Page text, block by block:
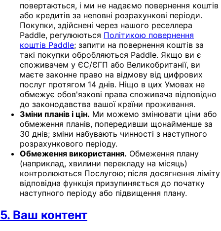
повертаються, і ми не надаємо повернення коштів
або кредитів за неповні розрахункові періоди.
Покупки, здійснені через нашого реселлера
Paddle, регулюються Політикою повернення
коштів Paddle; запити на повернення коштів за
такі покупки обробляються Paddle. Якщо ви є
споживачем у ЄС/ЄГП або Великобританії, ви
маєте законне право на відмову від цифрових
послуг протягом 14 днів. Ніщо в цих Умовах не
обмежує обов'язкові права споживача відповідно
до законодавства вашої країни проживання.
Зміни планів і цін. Ми можемо змінювати ціни або
обмеження планів, попередивши щонайменше за
30 днів; зміни набувають чинності з наступного
розрахункового періоду.
Обмеження використання. Обмеження плану
(наприклад, хвилини перекладу на місяць)
контролюються Послугою; після досягнення ліміту
відповідна функція призупиняється до початку
наступного періоду або підвищення плану.
5. Ваш контент